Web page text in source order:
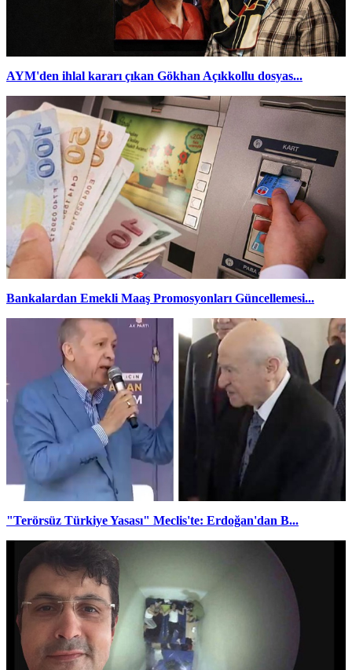
AYM'den ihlal kararı çıkan Gökhan Açıkkollu dosyas...
Bankalardan Emekli Maaş Promosyonları Güncellemesi...
"Terörsüz Türkiye Yasası" Meclis'te: Erdoğan'dan B...